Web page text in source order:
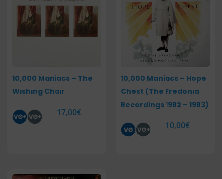
10,000 Maniacs – The
Wishing Chair
17,00€
10,000 Maniacs – Hope
Chest (The Fredonia
Recordings 1982 – 1983)
10,00€